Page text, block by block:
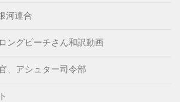
河連合
ングビーチさん和訳動画
、アシュター司令部